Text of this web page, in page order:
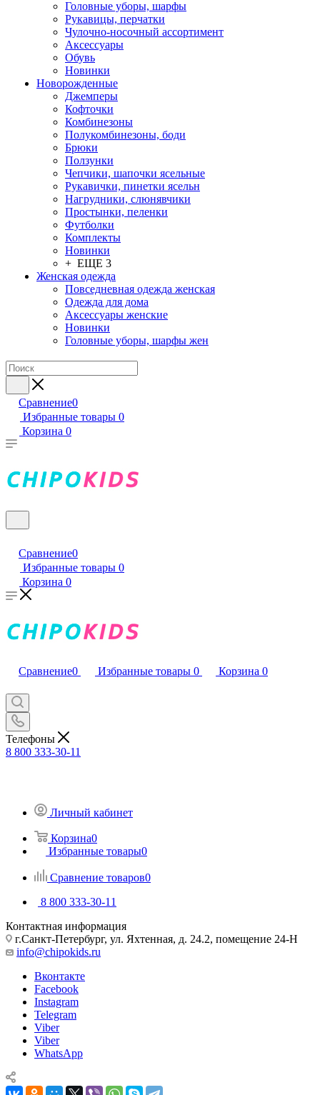
Головные уборы, шарфы
Рукавицы, перчатки
Чулочно-носочный ассортимент
Аксессуары
Обувь
Новинки
Новорожденные
Джемперы
Кофточки
Комбинезоны
Полукомбинезоны, боди
Брюки
Ползунки
Чепчики, шапочки ясельные
Рукавички, пинетки ясельн
Нагрудники, слюнявчики
Простынки, пеленки
Футболки
Комплекты
Новинки
+ ЕЩЕ 3
Женская одежда
Повседневная одежда женская
Одежда для дома
Аксессуары женские
Новинки
Головные уборы, шарфы жен
Сравнение0
Избранные товары 0
Корзина 0
Сравнение0
Избранные товары 0
Корзина 0
Сравнение0 Избранные товары 0 Корзина 0
Телефоны
8 800 333-30-11
Личный кабинет
Корзина0
Избранные товары0
Сравнение товаров0
8 800 333-30-11
Контактная информация
г.Санкт-Петербург, ул. Яхтенная, д. 24.2, помещение 24-Н
info@chipokids.ru
Вконтакте
Facebook
Instagram
Telegram
Viber
Viber
WhatsApp